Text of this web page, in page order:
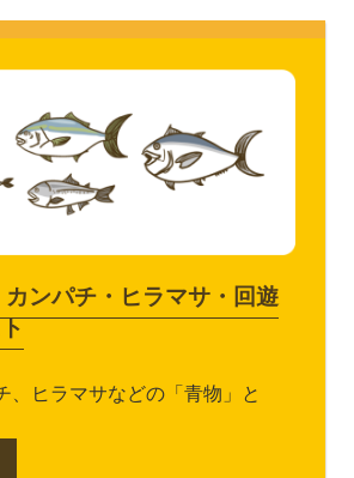
ンパチ・ヒラマサ・回遊
、ヒラマサなどの「青物」と